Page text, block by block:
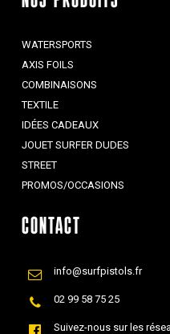
WATERSPORTS
AXIS FOILS
COMBINAISONS
TEXTILE
IDÉES CADEAUX
JOUET SURFER DUDES
STREET
PROMOS/OCCASIONS
CONTACT
info@surfpistols.fr
02 99 58 75 25
Suivez-nous sur les